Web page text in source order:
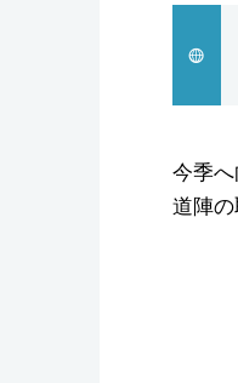
スポーツ
今季
道陣